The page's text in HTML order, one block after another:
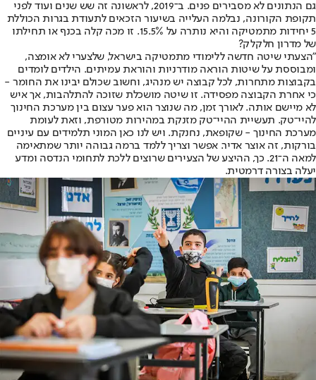
גם הנתונים לא מסבירים פנים. ב־2019, לראשונה זה שש שנים ועוד לפני
תקופת הקורונה, נבלמה העלייה בשיעור הזכאים לתעודת בגרות הכוללת
5 יחידות מתמטיקה והיא נותרה על 15.5%. זו מכה קלה בכנף או תחילתו
של מדרון חלקלק?
"הצעתי שיטה חדשה ללימודי מתמטיקה בישראל, שלצערי לא אומצה,
ומבוססת על שיטות הוראה מודרניות והוראת עמיתים. הילדים לומדים
בקבוצות מתחרות, לכל קבוצה יש מנהיג, וחשוב שכולם יבינו את החומר -
כי אחרת הקבוצה מפסידה. זו שיטה מושכלת שזוכה להתלהבות, אך איש
לא מיישם אותה. לאורך זמן, מה שנוצר הוא פער עצום בין מערכת החינוך
להיי־טק. תעשיית ההיי־טק מזנקת במהירות מטורפת, וזאת לעומת
מערכת החינוך - שקופאת, נחנקת. ויש לנו כאן המוני תלמידים עם עיניים
בורקות, זה אוצר אדיר. אפשר וצריך ללמד ברמה גבוהה יותר שמתאימה
למאה ה־21. כך, ההיצע של הצעירים שרוצים ללכת לתחומי הנדסה ומדע
יעלה בצורה דרמטית.